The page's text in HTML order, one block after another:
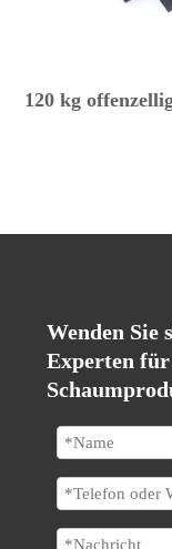
120 kg
Wenden Sie
Experten